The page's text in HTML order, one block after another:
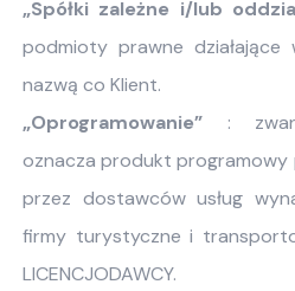
„Spółki zależne i/lub
podmioty prawne działające
nazwą co Klient.
„Oprogramowanie” :
oznacza produkt
przez dostawców usług
firmy turystyczne i
LICENCJODAWCY.